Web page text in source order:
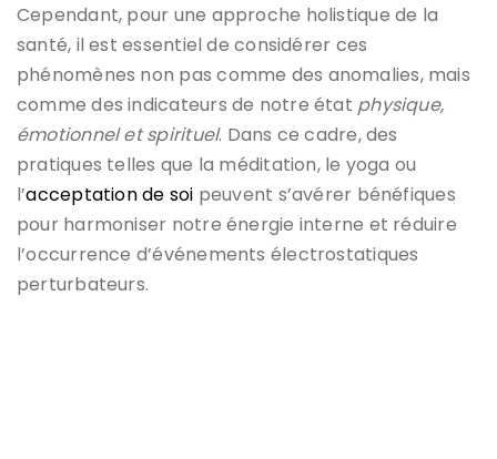
Cependant, pour une approche holistique de la
santé, il est essentiel de considérer ces
phénomènes non pas comme des anomalies, mais
comme des indicateurs de notre état physique,
émotionnel et spirituel. Dans ce cadre, des
pratiques telles que la méditation, le yoga ou
l’acceptation de soi peuvent s’avérer bénéfiques
pour harmoniser notre énergie interne et réduire
l’occurrence d’événements électrostatiques
perturbateurs.